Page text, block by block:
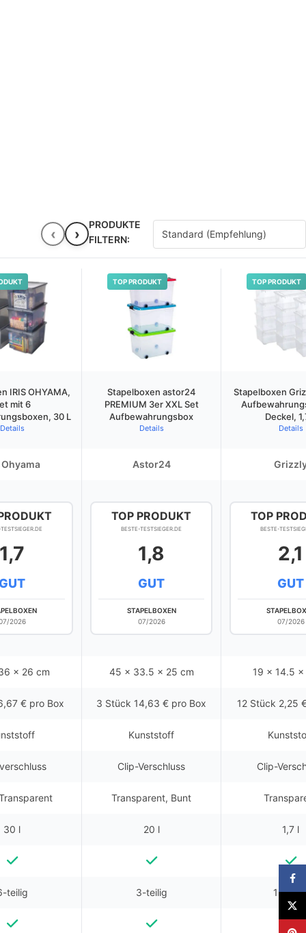
‹ ›
PRODUKTE
FILTERN:
TOP PRODUKT TOP PRODUKT
IRIS OHYAMA,
mit 6
30 L
Details
Stapelboxen astor24
PREMIUM 3er XXL Set
Aufbewahrungsbox
Details
Stapelboxen
Deckel,
Details
Astor24
1,7
GUT
2026
TOP PRODUKT
BESTE-TESTSIEGER.DE
1,8
GUT
STAPELBOXEN
07/2026
TOP
BESTE-
2,1
GUT
07/2026
x 26 cm 45 x 33.5 x 25 cm 19 x 14.5 x
€ pro Box 3 Stück 14,63 € pro Box 12 Stück 2,25
Kunststoff
Clip-Verschluss Clip-
Transparent, Bunt
30 l 20 l 1,7 l
teilig 3-teilig 12-